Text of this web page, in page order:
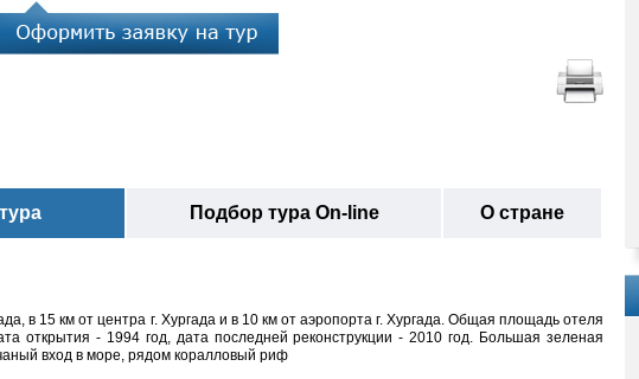
Подбор тура On-line О стране
в 15 км от центра г. Хургада и в 10 км от аэропорта г. Хургада. Общая площадь отеля
открытия - 1994 год, дата последней реконструкции - 2010 год. Большая зеленая
вход в море, рядом коралловый риф